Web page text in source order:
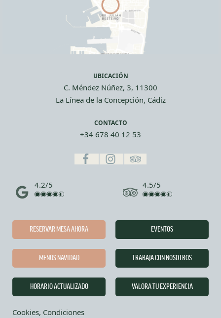
UBICACIÓN
C. Méndez Núñez, 3, 11300
La Línea de la Concepción, Cádiz
CONTACTO
+34 678 40 12 53
4.2/5 4.5/5
RESERVAR MESA AHORA
MENÚS NAVIDAD
HORARIO ACTUALIZADO
Cookies, Condiciones
EVENTOS
TRABAJA CON NOSOTROS
VALORA TU EXPERIENCIA